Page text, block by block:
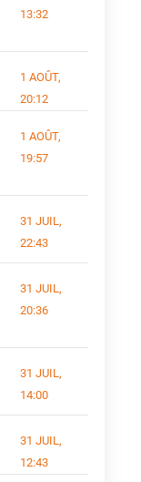
13:32
1 AOÛT,
20:12
1 AOÛT,
19:57
31 JUIL,
22:43
31 JUIL,
20:36
31 JUIL,
14:00
31 JUIL,
12:43